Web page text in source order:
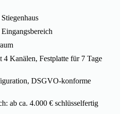
Kanälen, Festplatte für 7 Tage
DSGVO-konforme
ab ca. 4.000 € schlüsselfertig